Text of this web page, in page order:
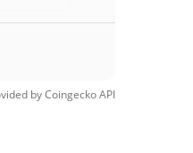
byCoingeckoAPI